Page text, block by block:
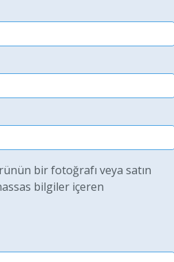
bir fotoğrafı veya satın
bilgiler içeren